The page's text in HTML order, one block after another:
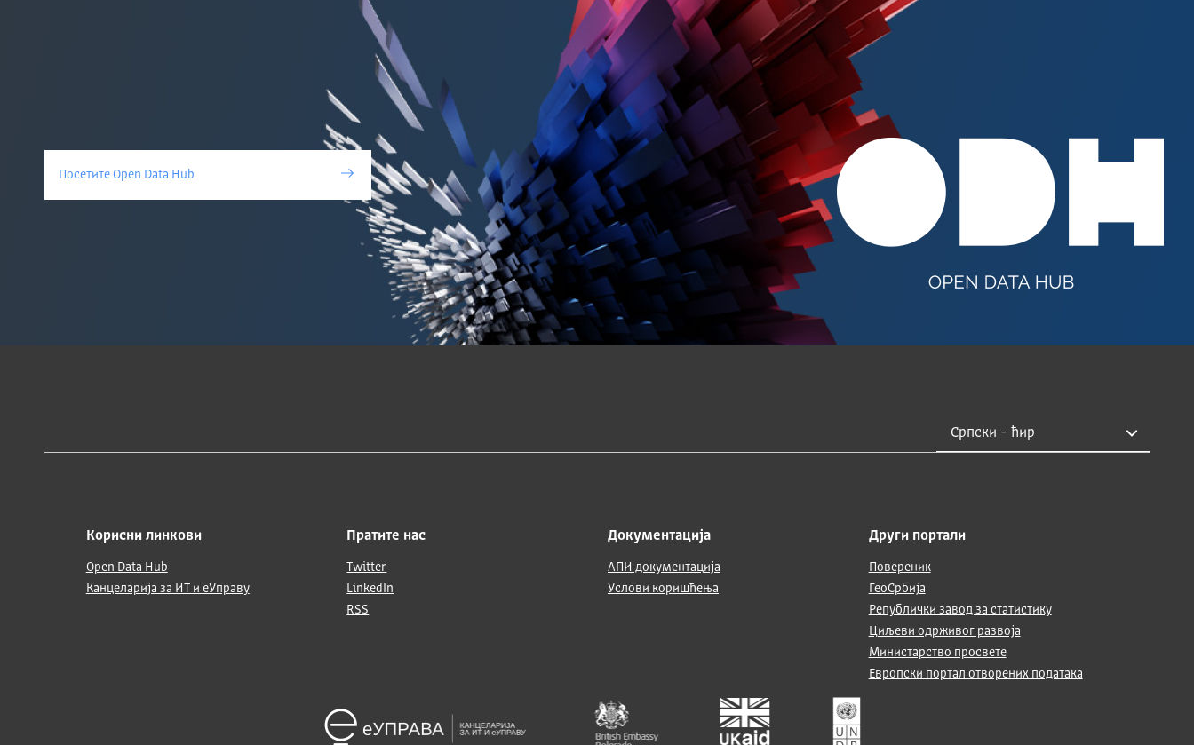
Посетите Open Data Hub
Корисни линкови
Open Data Hub
Канцеларија за ИТ и еУправу
Пратите нас
Twitter
LinkedIn
RSS
Документација
АПИ документација
Услови коришћења
Други портали
Повереник
ГеоСрбија
Републички завод за статистику
Циљеви одрживог развоја
Министарство просвете
Европски портал отворених података